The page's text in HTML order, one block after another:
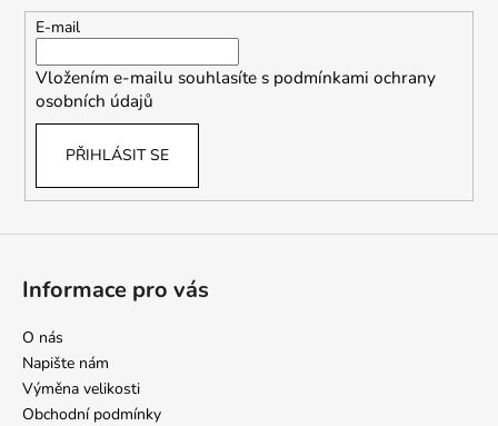
r
k
y
u
E-mail
Vložením e-mailu souhlasíte s podmínkami ochrany
osobních údajů
PŘIHLÁSIT SE
Informace pro vás
O nás
Napište nám
Výměna velikosti
Obchodní podmínky